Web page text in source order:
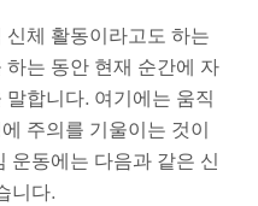
체 활동이라고도 하는
는 동안 현재 순간에 자
합니다. 여기에는 움직
주의를 기울이는 것이
운동에는 다음과 같은 신
니다.